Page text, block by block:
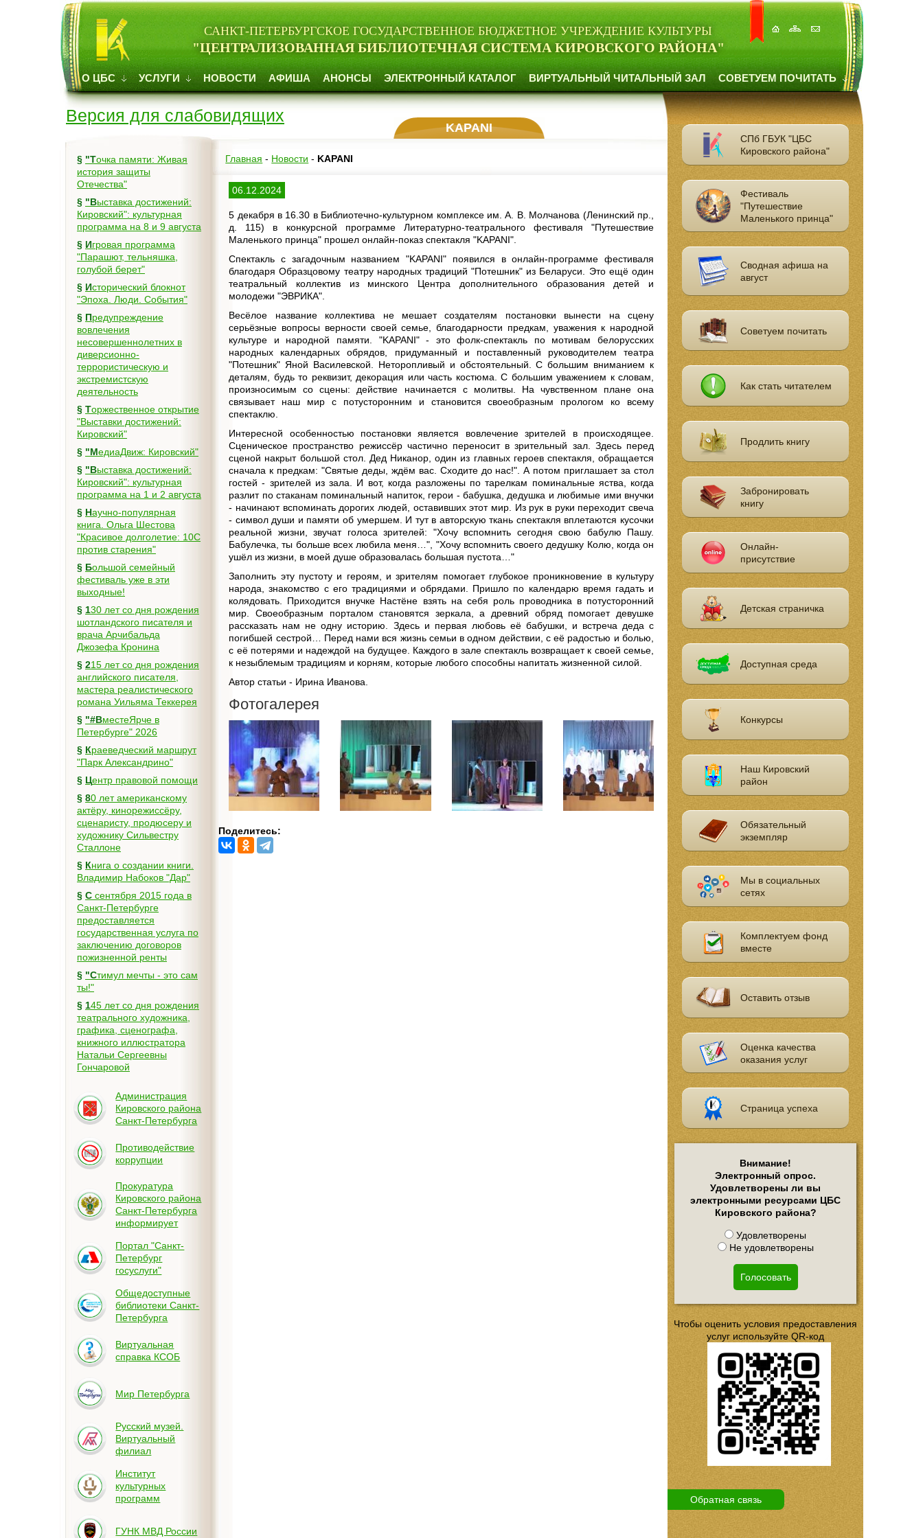
САНКТ-ПЕТЕРБУРГСКОЕ ГОСУДАРСТВЕННОЕ БЮДЖЕТНОЕ УЧРЕЖДЕНИЕ КУЛЬТУРЫ
"ЦЕНТРАЛИЗОВАННАЯ БИБЛИОТЕЧНАЯ СИСТЕМА КИРОВСКОГО РАЙОНА"
О ЦБС УСЛУГИ НОВОСТИ АФИША АНОНСЫ ЭЛЕКТРОННЫЙ КАТАЛОГ ВИРТУАЛЬНЫЙ ЧИТАЛЬНЫЙ ЗАЛ СОВЕТУЕМ ПОЧИТАТЬ
Версия для слабовидящих
§ "Точка памяти: Живая
история защиты
Отечества"
§ "Выставка достижений:
Кировский": культурная
программа на 8 и 9 августа
§ Игровая программа
"Парашют, тельняшка,
голубой берет"
§ Исторический блокнот
"Эпоха. Люди. События"
§ Предупреждение
вовлечения
несовершеннолетних в
диверсионно-
террористическую и
экстремистскую
деятельность
§ Торжественное открытие
"Выставки достижений:
Кировский"
§
"МедиаДвиж: Кировский"
§ "Выставка достижений:
Кировский": культурная
программа на 1 и 2 августа
§ Научно-популярная
книга. Ольга Шестова
"Красивое долголетие: 10C
против старения"
§ Большой семейный
фестиваль уже в эти
выходные!
§ 130 лет со дня рождения
шотландского писателя и
врача Арчибальда
Джозефа Кронина
§ 215 лет со дня рождения
английского писателя,
мастера реалистического
романа Уильяма Теккерея
§ "#ВместеЯрче в
Петербурге" 2026
§ Краеведческий маршрут
"Парк Александрино"
§
Центр правовой помощи
§ 80 лет американскому
актёру, кинорежиссёру,
сценаристу, продюсеру и
художнику Сильвестру
Сталлоне
§ Книга о создании книги.
Владимир Набоков "Дар"
§ С сентября 2015 года в
Санкт-Петербурге
предоставляется
государственная услуга по
заключению договоров
пожизненной ренты
§ "Стимул мечты - это сам
ты!"
§ 145 лет со дня рождения
театрального художника,
графика, сценографа,
книжного иллюстратора
Натальи Сергеевны
Гончаровой
Администрация
Кировского района
Санкт-Петербурга
Противодействие
коррупции
Прокуратура
Кировского района
Санкт-Петербурга
информирует
Портал "Санкт-
Петербург
госуслуги"
Общедоступные
библиотеки Санкт-
Петербурга
Виртуальная
справка КСОБ
Мир Петербурга
Русский музей.
Виртуальный
филиал
Институт
культурных
программ
ГУНК МВД России
KАPANI
Главная - Новости - KАPANI
06.12.2024
5 декабря в 16.30 в Библиотечно-культурном комплексе им. А. В. Молчанова (Ленинский пр.,
д. 115) в конкурсной программе Литературно-театрального фестиваля "Путешествие
Маленького принца" прошел онлайн-показ спектакля "KАPANI".
Спектакль с загадочным названием "KАPANI" появился в онлайн-программе фестиваля
благодаря Образцовому театру народных традиций "Потешник" из Беларуси. Это ещё один
театральный коллектив из минского Центра дополнительного образования детей и
молодежи "ЭВРИКА".
Весёлое название коллектива не мешает создателям постановки вынести на сцену
серьёзные вопросы верности своей семье, благодарности предкам, уважения к народной
культуре и народной памяти. "KАPANI" - это фолк-спектакль по мотивам белорусских
народных календарных обрядов, придуманный и поставленный руководителем театра
"Потешник" Яной Василевской. Неторопливый и обстоятельный. С большим вниманием к
деталям, будь то реквизит, декорация или часть костюма. С большим уважением к словам,
произносимым со сцены: действие начинается с молитвы. На чувственном плане она
связывает наш мир с потусторонним и становится своеобразным прологом ко всему
спектаклю.
Интересной особенностью постановки является вовлечение зрителей в происходящее.
Сценическое пространство режиссёр частично переносит в зрительный зал. Здесь перед
сценой накрыт большой стол. Дед Никанор, один из главных героев спектакля, обращается
сначала к предкам: "Святые деды, ждём вас. Сходите до нас!". А потом приглашает за стол
гостей - зрителей из зала. И вот, когда разложены по тарелкам поминальные яства, когда
разлит по стаканам поминальный напиток, герои - бабушка, дедушка и любимые ими внучки
- начинают вспоминать дорогих людей, оставивших этот мир. Из рук в руки переходит свеча
- символ души и памяти об умершем. И тут в авторскую ткань спектакля вплетаются кусочки
реальной жизни, звучат голоса зрителей: "Хочу вспомнить сегодня свою бабулю Пашу.
Бабулечка, ты больше всех любила меня…", "Хочу вспомнить своего дедушку Колю, когда он
ушёл из жизни, в моей душе образовалась большая пустота…"
Заполнить эту пустоту и героям, и зрителям помогает глубокое проникновение в культуру
народа, знакомство с его традициями и обрядами. Пришло по календарю время гадать и
колядовать. Приходится внучке Настёне взять на себя роль проводника в потусторонний
мир. Своеобразным порталом становятся зеркала, а древний обряд помогает девушке
рассказать нам не одну историю. Здесь и первая любовь её бабушки, и встреча деда с
погибшей сестрой… Перед нами вся жизнь семьи в одном действии, с её радостью и болью,
с её потерями и надеждой на будущее. Каждого в зале спектакль возвращает к своей семье,
к незыблемым традициям и корням, которые любого способны напитать жизненной силой.
Автор статьи - Ирина Иванова.
Фотогалерея
Поделитесь:
СПб ГБУК "ЦБС
Кировского района"
Фестиваль
"Путешествие
Маленького принца"
Сводная афиша на
август
Советуем почитать
Как стать читателем
Продлить книгу
Забронировать
книгу
Онлайн-
присутствие
Детская страничка
Доступная среда
Конкурсы
Наш Кировский
район
Обязательный
экземпляр
Мы в социальных
сетях
Комплектуем фонд
вместе
Оставить отзыв
Оценка качества
оказания услуг
Страница успеха
Внимание!
Электронный опрос.
Удовлетворены ли вы
электронными ресурсами ЦБС
Кировского района?
Удовлетворены
Не удовлетворены
Голосовать
Чтобы оценить условия предоставления
услуг используйте QR-код
Обратная связь